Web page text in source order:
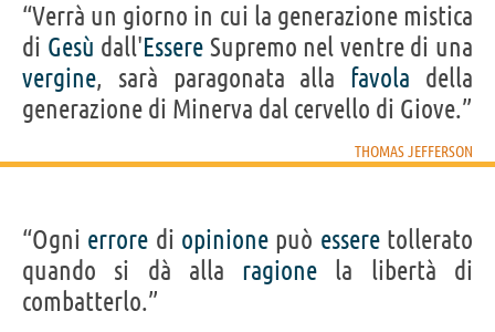
“Verrà un giorno in cui la generazione mistica
di Gesù dall'Essere Supremo nel ventre di una
vergine, sarà paragonata alla favola della
generazione di Minerva dal cervello di Giove.”
THOMAS JEFFERSON
“Ogni errore di opinione può esseretollerato
quando si dà alla ragione la libertà di
combatterlo.”